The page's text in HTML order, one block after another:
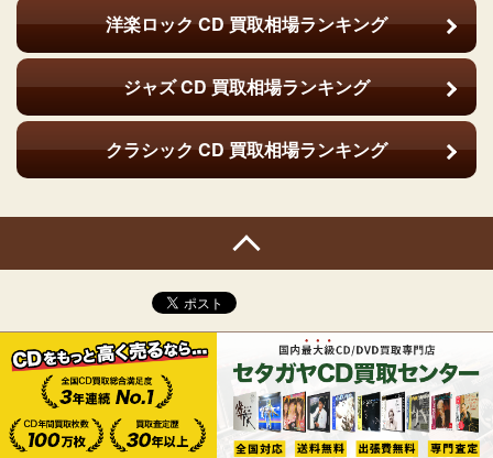
洋楽ロック CD買取相場ランキング
ジャズ CD買取相場ランキング
クラシック CD買取相場ランキング